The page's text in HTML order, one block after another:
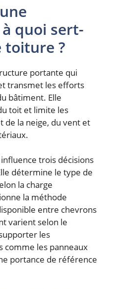
quoi sert-
toiture ?
portante qui
transmet les efforts
bâtiment. Elle
toit et limite les
de la neige, du vent et
trois décisions
détermine le type de
la charge
la méthode
entre chevrons
varient selon le
les
comme les panneaux
portance de référence